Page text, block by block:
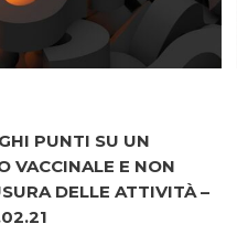
PUNTI SU UN
VACCINALE E NON
DELLE ATTIVITÀ –